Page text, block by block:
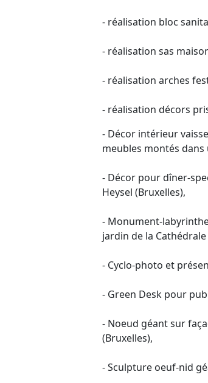
- réalisation bloc
- réalisation sas
- réalisation arches
- réalisation décors
- Décor intérieur
meubles montés dans
- Décor pour dîner-
Heysel (Bruxelles),
- Monument-
jardin de la
- Cyclo-photo et
- Green Desk pour
- Noeud géant sur
(Bruxelles),
- Sculpture oeuf-nid